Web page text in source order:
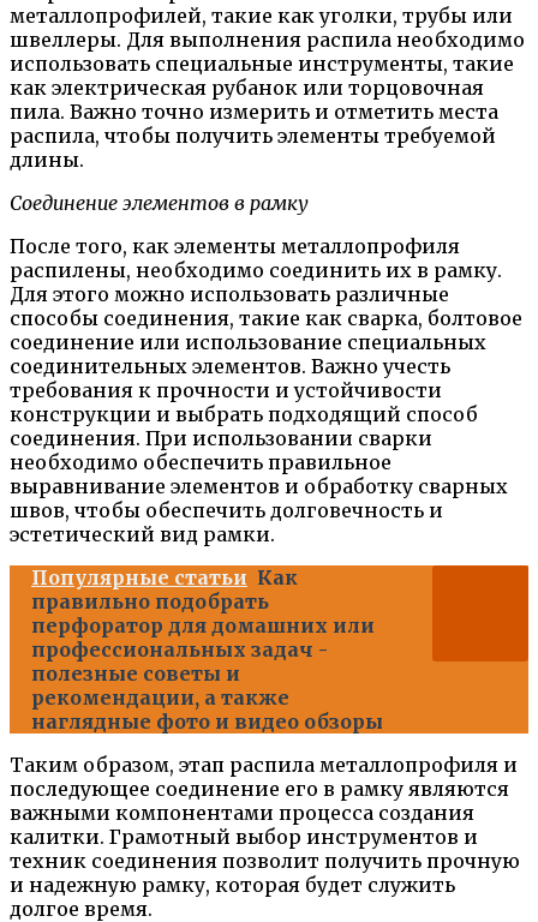
металлопрофилей, такие как уголки, трубы или
швеллеры. Для выполнения распила необходимо
использовать специальные инструменты, такие
как электрическая рубанок или торцовочная
пила. Важно точно измерить и отметить места
распила, чтобы получить элементы требуемой
длины.
Соединение элементов в рамку
После того, как элементы металлопрофиля
распилены, необходимо соединить их в рамку.
Для этого можно использовать различные
способы соединения, такие как сварка, болтовое
соединение или использование специальных
соединительных элементов. Важно учесть
требования к прочности и устойчивости
конструкции и выбрать подходящий способ
соединения. При использовании сварки
необходимо обеспечить правильное
выравнивание элементов и обработку сварных
швов, чтобы обеспечить долговечность и
эстетический вид рамки.
Популярные статьи Как
правильно подобрать
перфоратор для домашних или
профессиональных задач -
полезные советы и
рекомендации, а также
наглядные фото и видео обзоры
Таким образом, этап распила металлопрофиля и
последующее соединение его в рамку являются
важными компонентами процесса создания
калитки. Грамотный выбор инструментов и
техник соединения позволит получить прочную
и надежную рамку, которая будет служить
долгое время.